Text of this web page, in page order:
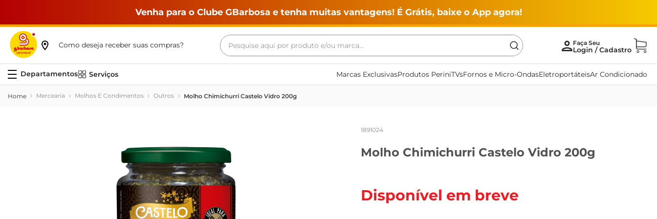
Venha para o Clube GBarbosa e tenha muitas vantagens! É Grátis, baixe o App agora!
Como deseja receber suas compras?
Pesquise aqui por produto e/ou marca...
Serviços Marcas ExclusivasProdutos PeriniTVsFornos e Micro-OndasEletroportáteisAr Condicionado
Mercearia Molhos E Condimentos Outros Molho Chimichurri Castelo Vidro 200g
1891024
Molho Chimichurri Castelo Vidro 200g
Disponível em breve
Termos mais buscados
maquina lavar